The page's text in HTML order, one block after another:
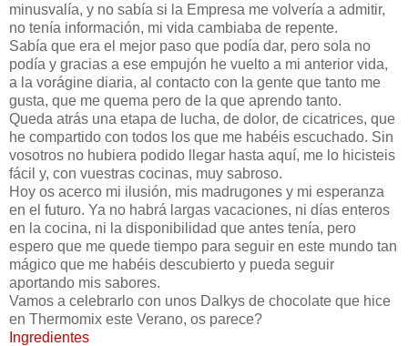
minusvalía, y no sabía si la Empresa me volvería a admitir,
no tenía información, mi vida cambiaba de repente.
Sabía que era el mejor paso que podía dar, pero sola no
podía y gracias a ese empujón he vuelto a mi anterior vida,
a la vorágine diaria, al contacto con la gente que tanto me
gusta, que me quema pero de la que aprendo tanto.
Queda atrás una etapa de lucha, de dolor, de cicatrices, que
he compartido con todos los que me habéis escuchado. Sin
vosotros no hubiera podido llegar hasta aquí, me lo hicisteis
fácil y, con vuestras cocinas, muy sabroso.
Hoy os acerco mi ilusión, mis madrugones y mi esperanza
en el futuro. Ya no habrá largas vacaciones, ni días enteros
en la cocina, ni la disponibilidad que antes tenía, pero
espero que me quede tiempo para seguir en este mundo tan
mágico que me habéis descubierto y pueda seguir
aportando mis sabores.
Vamos a celebrarlo con unos Dalkys de chocolate que hice
en Thermomix este Verano, os parece?
Ingredientes